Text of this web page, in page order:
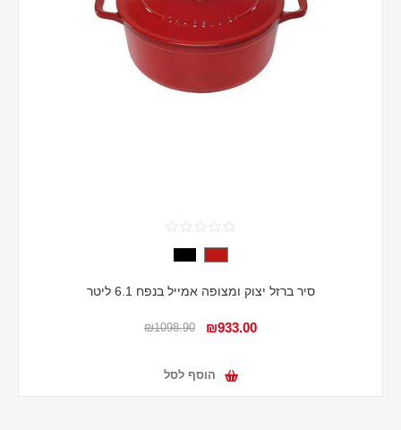
סיר ברזל יצוק ומצופה אמייל בנפח 6.1 ליטר
₪933.00
₪1098.90
הוסף לסל